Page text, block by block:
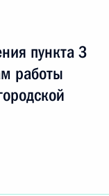
пункта 3
работы